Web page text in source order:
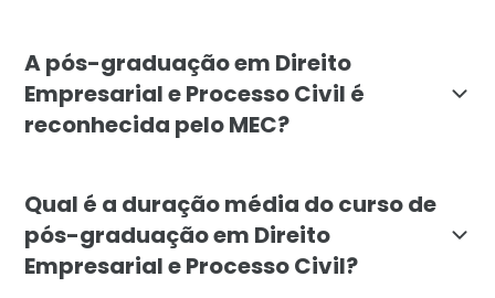
A pós-graduação em Direito
Empresarial e Processo Civil é
reconhecida pelo MEC?
Qual é a duração média do curso de
pós-graduação em Direito
Empresarial e Processo Civil?